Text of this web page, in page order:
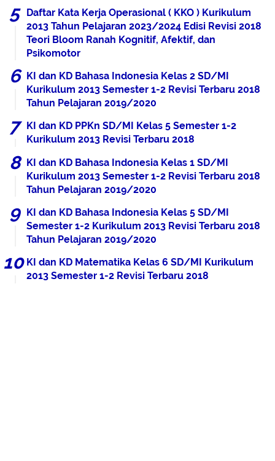
Daftar Kata Kerja Operasional ( KKO ) Kurikulum
2013 Tahun Pelajaran 2023/2024 Edisi Revisi 2018
Teori Bloom Ranah Kognitif, Afektif, dan
Psikomotor
KI dan KD Bahasa Indonesia Kelas 2 SD/MI
Kurikulum 2013 Semester 1-2 Revisi Terbaru 2018
Tahun Pelajaran 2019/2020
KI dan KD PPKn SD/MI Kelas 5 Semester 1-2
Kurikulum 2013 Revisi Terbaru 2018
KI dan KD Bahasa Indonesia Kelas 1 SD/MI
Kurikulum 2013 Semester 1-2 Revisi Terbaru 2018
Tahun Pelajaran 2019/2020
KI dan KD Bahasa Indonesia Kelas 5 SD/MI
Semester 1-2 Kurikulum 2013 Revisi Terbaru 2018
Tahun Pelajaran 2019/2020
KI dan KD Matematika Kelas 6 SD/MI Kurikulum
2013 Semester 1-2 Revisi Terbaru 2018